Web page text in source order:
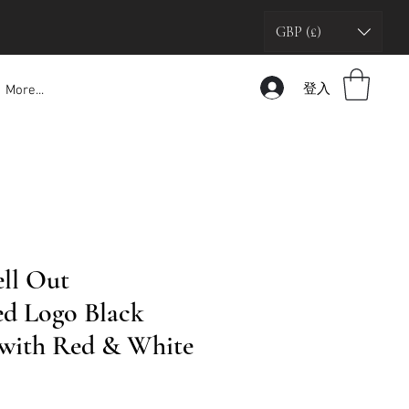
GBP (£)
More... 登入
Out
Logo Black
Red & White